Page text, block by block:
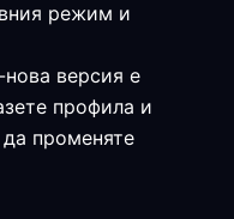
режим и
нова версия е
профила и
променяте